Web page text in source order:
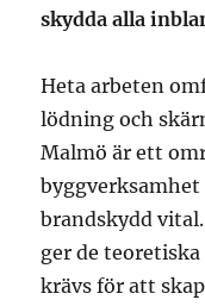
skydda alla
Heta arbeten
lödning och
Malmö är ett
brandskydd
ger de
krävs för att